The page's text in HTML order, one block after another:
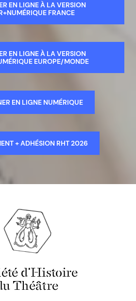
EN LIGNE À LA VERSION
FRANCE
EN LIGNE À LA VERSION
EUROPE/MONDE
EN LIGNE NUMÉRIQUE
+ ADHÉSION RHT 2026
d'Histoire
Théâtre